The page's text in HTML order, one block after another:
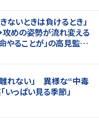
ないときは負けるとき」
めの姿勢が流れ変える
やることが」の高見監督
れない」 異様な“中毒
っぱい見る季節」